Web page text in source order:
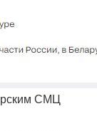
СМЦ